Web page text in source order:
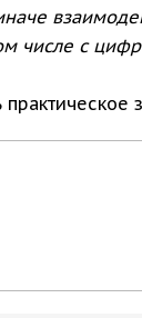
числе с